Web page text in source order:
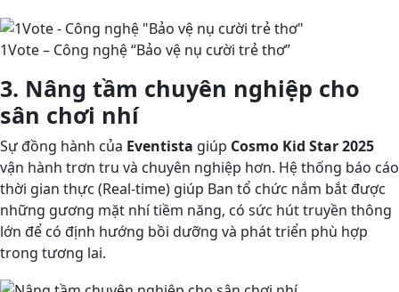
1Vote – Công nghệ “Bảo vệ nụ cười trẻ thơ”
3. Nâng tầm chuyên nghiệp cho
sân chơi nhí
Sự đồng hành của Eventista giúp Cosmo Kid Star 2025
vận hành trơn tru và chuyên nghiệp hơn. Hệ thống báo cáo
thời gian thực (Real-time) giúp Ban tổ chức nắm bắt được
những gương mặt nhí tiềm năng, có sức hút truyền thông
lớn để có định hướng bồi dưỡng và phát triển phù hợp
trong tương lai.